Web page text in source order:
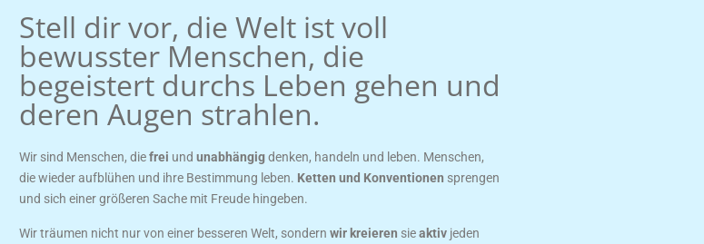
Stell dir vor, die Welt ist voll
bewusster Menschen, die
begeistert durchs Leben gehen und
deren Augen strahlen.
Wir sind Menschen, diefrei und unabhängigdenken, handeln und leben. Menschen,
die wieder aufblühen und ihre Bestimmung leben. Ketten und Konventionen sprengen
und sich einer größeren Sache mit Freude hingeben.
Wir träumen nicht nur von einer besseren Welt, sondern wir kreieren sieaktiv jeden